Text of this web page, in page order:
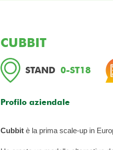
CUBBIT
STAND 0-ST18
Profilo aziendale
Cubbit è la prima scale-up in